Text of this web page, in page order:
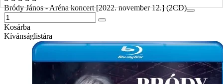
Bródy János - Aréna koncert [2022. november 12.] (2CD)
Kosárba
Kívánságlistára